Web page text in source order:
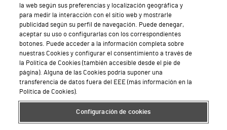
Quiénes somos
Trabajar en Vithas
Teléfono Cita Médica
Teléfono Atención al Cliente
Política de seguridad y salud en el trabajo
Conoce a Supervita
la web según sus preferencias y localización geográfica y
para medir la interacción con el sitio web y mostrarle
publicidad según su perfil de navegación. Puede denegar,
aceptar su uso o configurarlas con los correspondientes
botones. Puede acceder a la información completa sobre
nuestras Cookies y configurar el consentimiento a través de
la Política de Cookies (también accesible desde el pie de
página). Alguna de las Cookies podría suponer una
transferencia de datos fuera del EEE (más información en la
Política de Cookies).
Configuración de cookies